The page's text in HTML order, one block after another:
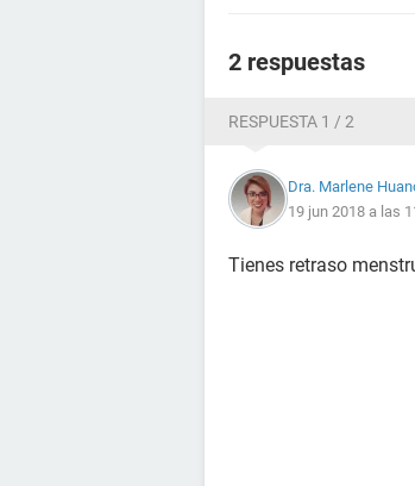
2 respuestas
RESPUESTA 1 / 2
Dra. Marlene
19 jun 2018 a las
Tienes retraso